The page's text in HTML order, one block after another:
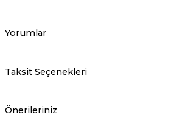
Yorumlar
Taksit Seçenekleri
Önerileriniz